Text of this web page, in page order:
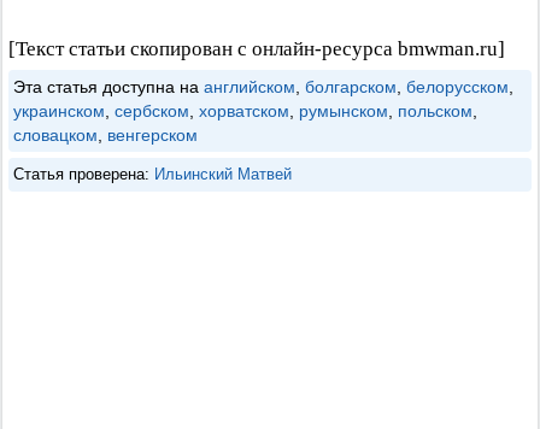
[Текст статьи скопирован с онлайн-ресурса bmwman.ru]
Эта статья доступна на английском болгарском белорусском
украинском сербском хорватском румынском польском
словацком
венгерском
Статья проверена: Ильинский Матвей